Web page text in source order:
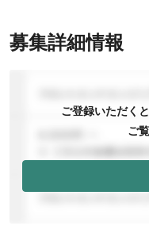
募集詳細情報
ご登録いただく
ご